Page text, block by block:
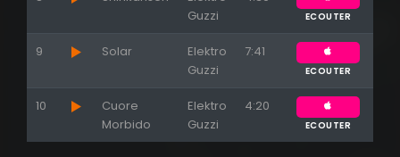
Guzzi
ECOUTER
9 Solar
Elektro
Guzzi
7:41
ECOUTER
10
Cuore
Morbido
Elektro
Guzzi
4:20
ECOUTER